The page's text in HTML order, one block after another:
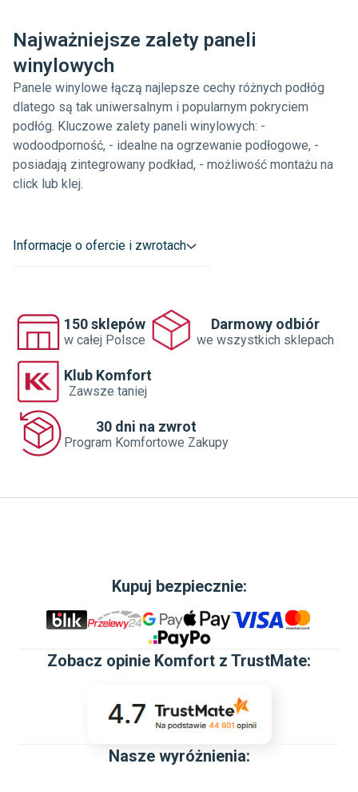
Najważniejsze zalety paneli
winylowych
Panele winylowe łączą najlepsze cechy różnych podłóg
dlatego są tak uniwersalnym i popularnym pokryciem
podłóg. Kluczowe zalety paneli winylowych: -
wodoodporność, - idealne na ogrzewanie podłogowe, -
posiadają zintegrowany podkład, - możliwość montażu na
click lub klej.
Informacje o ofercie i zwrotach
150 sklepów
w całej Polsce
Darmowy odbiór
we wszystkich sklepach
Klub Komfort
Zawsze taniej
30 dni na zwrot
Program Komfortowe Zakupy
Kupuj bezpiecznie:
Zobacz opinie Komfort z TrustMate:
Nasze wyróżnienia: